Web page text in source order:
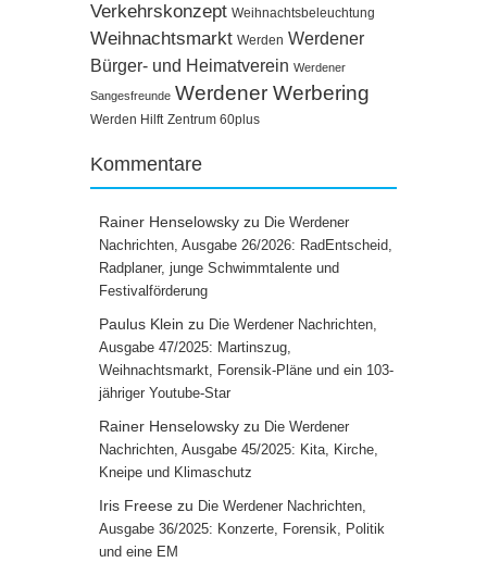
Verkehrskonzept Weihnachtsbeleuchtung
Weihnachtsmarkt Werden Werdener
Bürger- und Heimatverein Werdener
Sangesfreunde Werdener Werbering
Werden Hilft Zentrum 60plus
Kommentare
Rainer Henselowsky zu Die Werdener
Nachrichten, Ausgabe 26/2026: RadEntscheid,
Radplaner, junge Schwimmtalente und
Festivalförderung
Paulus Klein zu Die Werdener Nachrichten,
Ausgabe 47/2025: Martinszug,
Weihnachtsmarkt, Forensik-Pläne und ein 103-
jähriger Youtube-Star
Rainer Henselowsky zu Die Werdener
Nachrichten, Ausgabe 45/2025: Kita, Kirche,
Kneipe und Klimaschutz
Iris Freese zu Die Werdener Nachrichten,
Ausgabe 36/2025: Konzerte, Forensik, Politik
und eine EM